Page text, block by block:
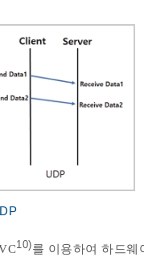
10)를 이용하여 하드